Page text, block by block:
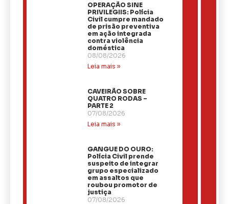
OPERAÇÃO SINE
PRIVILEGIIS: Polícia
Civil cumpre mandado
de prisão preventiva
em ação integrada
contra violência
doméstica
08/08/2026
Leia mais »
CAVEIRÃO SOBRE
QUATRO RODAS –
PARTE 2
07/08/2026
Leia mais »
GANGUE DO OURO:
Polícia Civil prende
suspeito de integrar
grupo especializado
em assaltos que
roubou promotor de
justiça
07/08/2026